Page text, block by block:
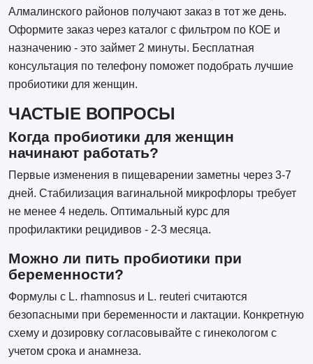
Алмалинского районов получают заказ в тот же день.
Оформите заказ через каталог с фильтром по КОЕ и
назначению - это займет 2 минуты. Бесплатная
консультация по телефону поможет подобрать лучшие
пробиотики для женщин.
ЧАСТЫЕ ВОПРОСЫ
Когда пробиотики для женщин
начинают работать?
Первые изменения в пищеварении заметны через 3-7
дней. Стабилизация вагинальной микрофлоры требует
не менее 4 недель. Оптимальный курс для
профилактики рецидивов - 2-3 месяца.
Можно ли пить пробиотики при
беременности?
Формулы с L. rhamnosus и L. reuteri считаются
безопасными при беременности и лактации. Конкретную
схему и дозировку согласовывайте с гинекологом с
учетом срока и анамнеза.